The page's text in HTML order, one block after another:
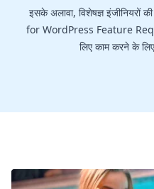
इसके अलावा, विशेषज्ञ
for WordPress Feature
लिए काम करने के